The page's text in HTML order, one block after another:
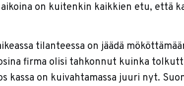
on kuitenkin kaikkien etu, että
tilanteessa on jäädä
firma olisi tahkonnut kuinka
kassa on kuivahtamassa juuri nyt.